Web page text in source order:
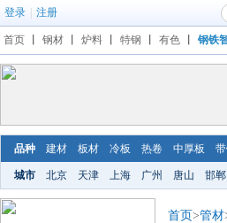
登录 注册
首页 钢材 炉料 特钢 有色 钢铁
品种 建材 板材 冷板 热卷 中厚板
城市 北京 天津 上海 广州 唐山 邯郸
首页>管材